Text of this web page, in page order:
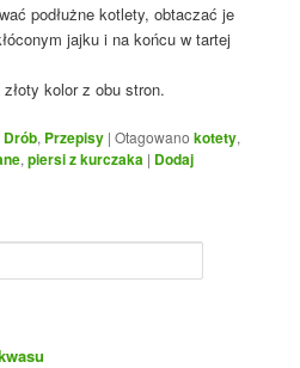
podłużne kotlety, obtaczać je
jajku i na końcu w tartej
kolor z obu stron.
Drób, Przepisy |Otagowano kotety,
,piersi z kurczaka | Dodaj